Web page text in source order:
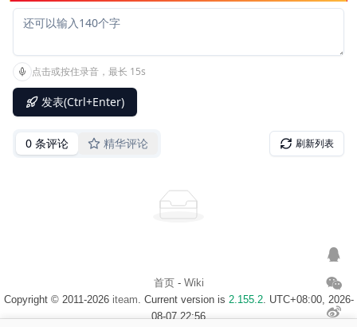
首页- Wiki
Copyright © 2011-2026 iteam. Current version is 2.155.2. UTC+08:00, 2026-
08-07 22:56